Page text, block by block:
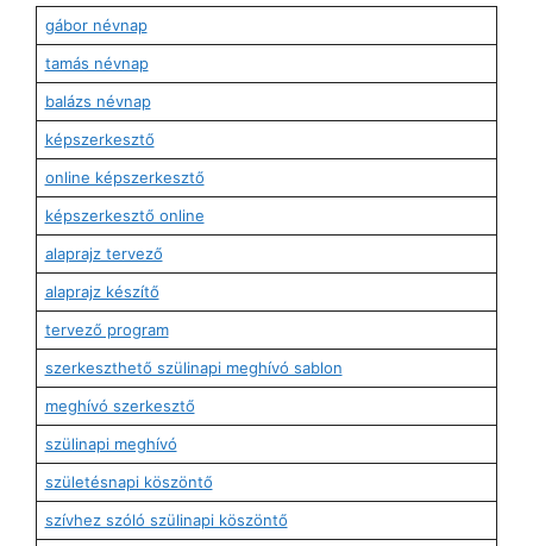
gábor névnap
tamás névnap
balázs névnap
képszerkesztő
online képszerkesztő
képszerkesztő online
alaprajz tervező
alaprajz készítő
tervező program
szerkeszthető szülinapi meghívó sablon
meghívó szerkesztő
szülinapi meghívó
születésnapi köszöntő
szívhez szóló szülinapi köszöntő